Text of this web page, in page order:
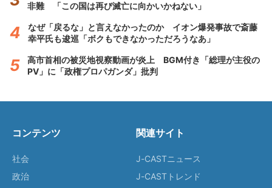
非難 「この国は再び滅亡に向かいかねない」
なぜ「戻るな」と言えなかったのか イオン爆発事故で斎藤
幸平氏も逡巡「ボクもできなかっただろうなあ」
高市首相の被災地視察動画が炎上 BGM付き「総理が主役の
PV」に「政権プロパガンダ」批判
コンテンツ
社会
政治
関連サイト
J-CASTニュース
J-CASTトレンド